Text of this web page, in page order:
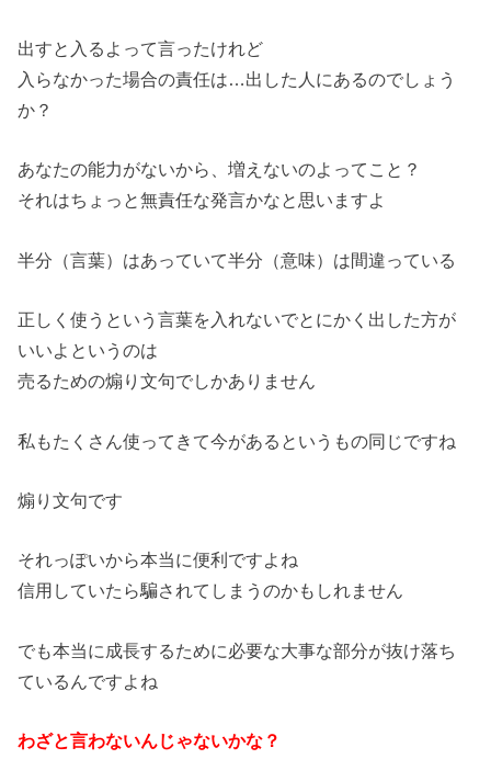
出すと入るよって言ったけれど
入らなかった場合の責任は…出した人にあるのでしょう
か？
あなたの能力がないから、増えないのよってこと？
それはちょっと無責任な発言かなと思いますよ
半分（言葉）はあっていて半分（意味）は間違っている
正しく使うという言葉を入れないでとにかく出した方が
いいよというのは
売るための煽り文句でしかありません
私もたくさん使ってきて今があるというもの同じですね
煽り文句です
それっぽいから本当に便利ですよね
信用していたら騙されてしまうのかもしれません
でも本当に成長するために必要な大事な部分が抜け落ち
ているんですよね
わざと言わないんじゃないかな？